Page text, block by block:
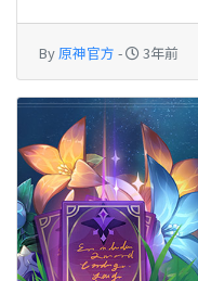
By 原神官方 - 3年前